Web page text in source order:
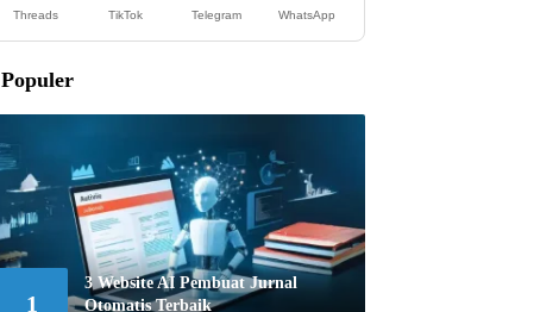
Threads TikTok Telegram WhatsApp
Populer
1
3 Website AI Pembuat Jurnal
Otomatis Terbaik